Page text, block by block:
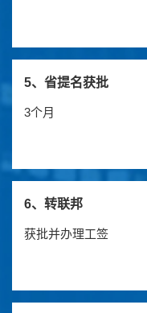
5、省提名获批
3个月
6、转联邦
获批并办理工签